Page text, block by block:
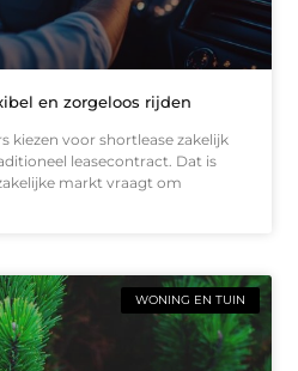
en zorgeloos rijden
kiezen voor shortlease zakelijk
leasecontract. Dat is
markt vraagt om
WONING EN TUIN